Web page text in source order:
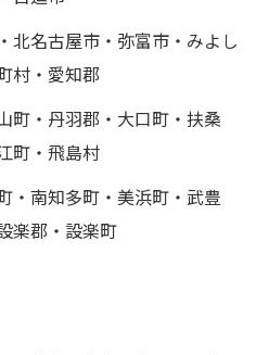
北名古屋市・弥富市・みよし
村・愛知郡
町・丹羽郡・大口町・扶桑
町・飛島村
・南知多町・美浜町・武豊
楽郡・設楽町